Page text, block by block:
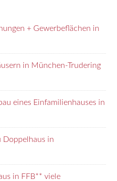
+ Gewerbeflächen in
in München-Trudering
eines Einfamilienhauses in
in
in FFB** viele